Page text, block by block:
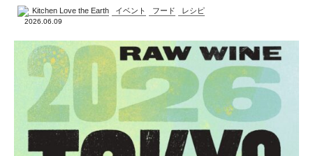
Kitchen Love the Earth イベント フード レシピ
2026.06.09